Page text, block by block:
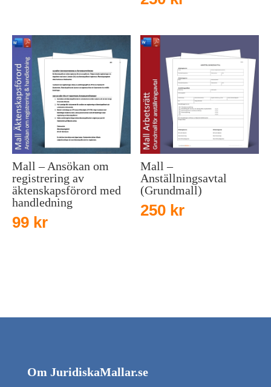
Mall – Ansökan om
registrering av
äktenskapsförord med
handledning
99 kr
Mall –
Anställningsavtal
(Grundmall)
250 kr
Om JuridiskaMallar.se